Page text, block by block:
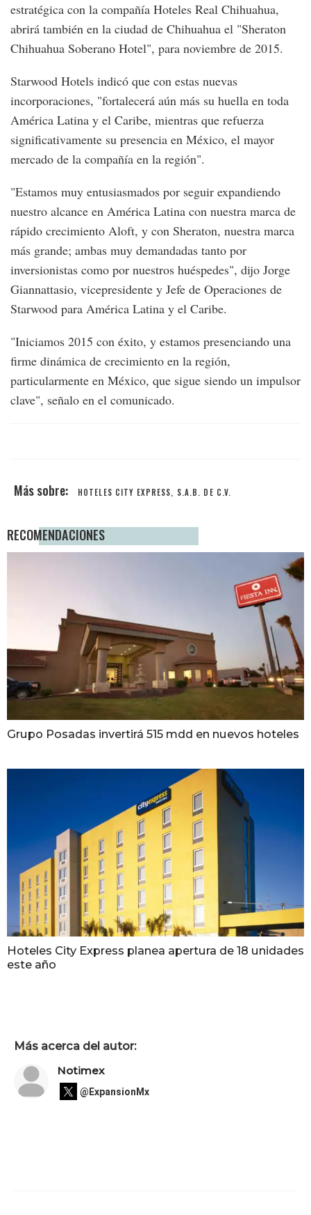
estratégica con la compañía Hoteles Real Chihuahua,
abrirá también en la ciudad de Chihuahua el "Sheraton
Chihuahua Soberano Hotel", para noviembre de 2015.
Starwood Hotels indicó que con estas nuevas
incorporaciones, "fortalecerá aún más su huella en toda
América Latina y el Caribe, mientras que refuerza
significativamente su presencia en México, el mayor
mercado de la compañía en la región".
"Estamos muy entusiasmados por seguir expandiendo
nuestro alcance en América Latina con nuestra marca de
rápido crecimiento Aloft, y con Sheraton, nuestra marca
más grande; ambas muy demandadas tanto por
inversionistas como por nuestros huéspedes", dijo Jorge
Giannattasio, vicepresidente y Jefe de Operaciones de
Starwood para América Latina y el Caribe.
"Iniciamos 2015 con éxito, y estamos presenciando una
firme dinámica de crecimiento en la región,
particularmente en México, que sigue siendo un impulsor
clave", señalo en el comunicado.
HOTELES CITY EXPRESS, S.A.B. DE C.V.
RECOMENDACIONES
Grupo Posadas invertirá 515 mdd en nuevos hoteles
Hoteles City Express planea apertura de 18 unidades
este año
Más acerca del autor:
Notimex
@ExpansionMx